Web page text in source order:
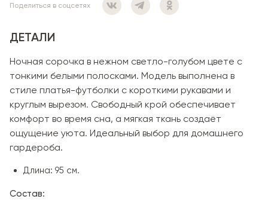
Поделиться в соцсетях
ДЕТАЛИ
Ночная сорочка в нежном светло-голубом цвете с
тонкими белыми полосками. Модель выполнена в
стиле платья-футболки с короткими рукавами и
круглым вырезом. Свободный крой обеспечивает
комфорт во время сна, а мягкая ткань создаёт
ощущение уюта. Идеальный выбор для домашнего
гардероба.
Длина: 95 см.
Состав: